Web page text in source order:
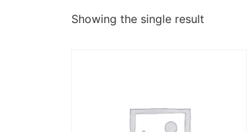
Showing the single result